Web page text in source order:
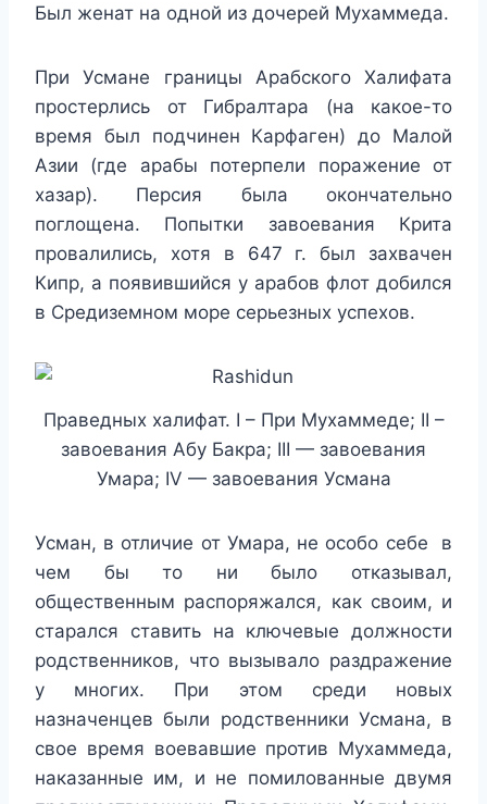
Был женат на одной из дочерей Мухаммеда.
При Усмане границы Арабского Халифата
простерлись от Гибралтара (на какое-то
время был подчинен Карфаген) до Малой
Азии (где арабы потерпели поражение от
хазар). Персия была окончательно
поглощена. Попытки завоевания Крита
провалились, хотя в 647 г. был захвачен
Кипр, а появившийся у арабов флот добился
в Средиземном море серьезных успехов.
Праведных халифат. I – При Мухаммеде; II –
завоевания Абу Бакра; III — завоевания
Умара; IV — завоевания Усмана
Усман, в отличие от Умара, не особо себе в
чем бы то ни было отказывал,
общественным распоряжался, как своим, и
старался ставить на ключевые должности
родственников, что вызывало раздражение
у многих. При этом среди новых
назначенцев были родственники Усмана, в
свое время воевавшие против Мухаммеда,
наказанные им, и не помилованные двумя